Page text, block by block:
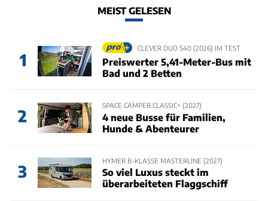
MEIST GELESEN
1
CLEVER DUO 540 (2026) IM TEST
Preiswerter 5,41-Meter-Bus mit
Bad und 2 Betten
2
SPACE CAMPER CLASSIC+ (2027)
4 neue Busse für Familien,
Hunde & Abenteurer
3
HYMER B-KLASSE MASTERLINE (2027)
So viel Luxus steckt im
überarbeiteten Flaggschiff